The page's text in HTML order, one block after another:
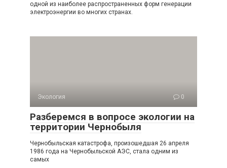
одной из наиболее распространенных форм генерации
электроэнергии во многих странах.
Экология 0
Разберемся в вопросе экологии на
территории Чернобыля
Чернобыльская катастрофа, произошедшая 26 апреля
1986 года на Чернобыльской АЭС, стала одним из
самых